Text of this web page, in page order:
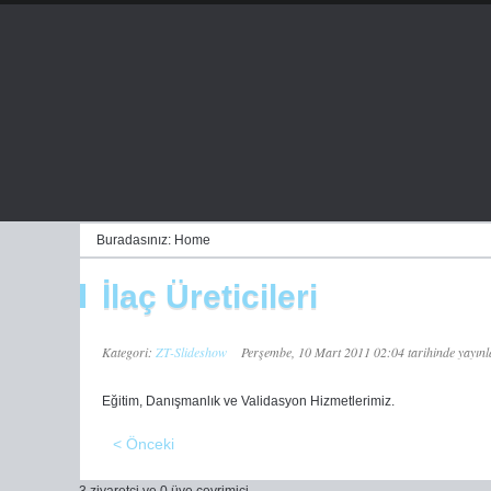
Buradasınız: Home
İlaç Üreticileri
Kategori: ZT-Slideshow Perşembe, 10 Mart 2011 02:04 tarihinde
Eğitim, Danışmanlık ve Validasyon Hizmetlerimiz.
< Önceki